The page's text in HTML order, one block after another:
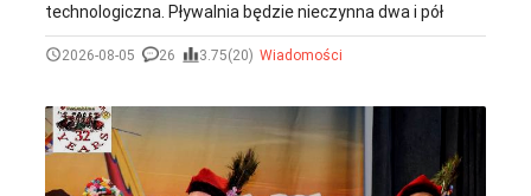
technologiczna. Pływalnia będzie nieczynna dwa i pół
tygodnia.
2026-08-05 26 3.75(20) Wiadomości